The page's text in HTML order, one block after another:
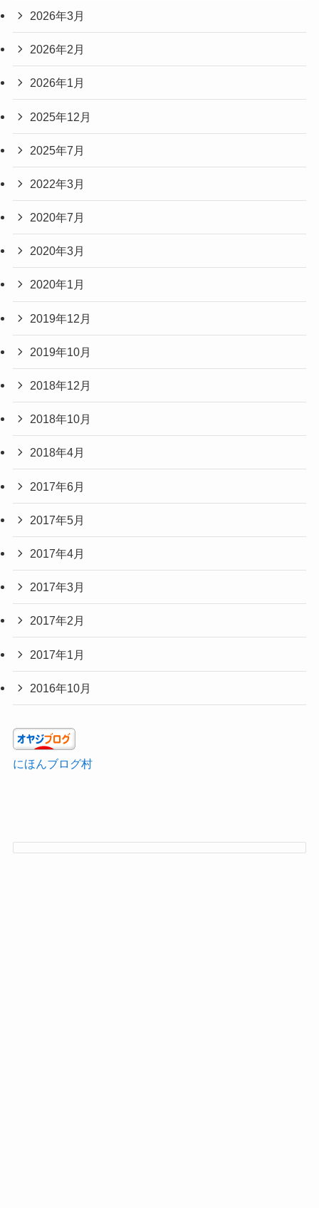
2026年3月
2026年2月
2026年1月
2025年12月
2025年7月
2022年3月
2020年7月
2020年3月
2020年1月
2019年12月
2019年10月
2018年12月
2018年10月
2018年4月
2017年6月
2017年5月
2017年4月
2017年3月
2017年2月
2017年1月
2016年10月
にほんブログ村